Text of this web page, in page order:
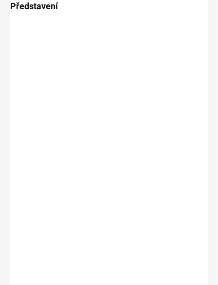
Představení